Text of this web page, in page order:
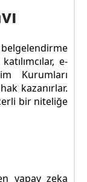
e-
Kurumları
kazanırlar.
bir niteliğe
yapay zeka